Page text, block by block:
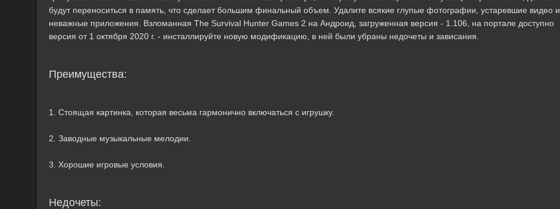
будут переноситься в память, что сделает большим финальный объем. Удалите всякие глупые фотографии, устаревшие видео и
неважные приложения. Взломанная The Survival Hunter Games 2 на Андроид, загруженная версия - 1.106, на портале доступно
версия от 1 октября 2020 г. - инсталлируйте новую модификацию, в ней были убраны недочеты и зависания.
Преимущества:
1. Стоящая картинка, которая весьма гармонично включаться с игрушку.
2. Заводные музыкальные мелодии.
3. Хорошие игровые условия.
Недочеты: